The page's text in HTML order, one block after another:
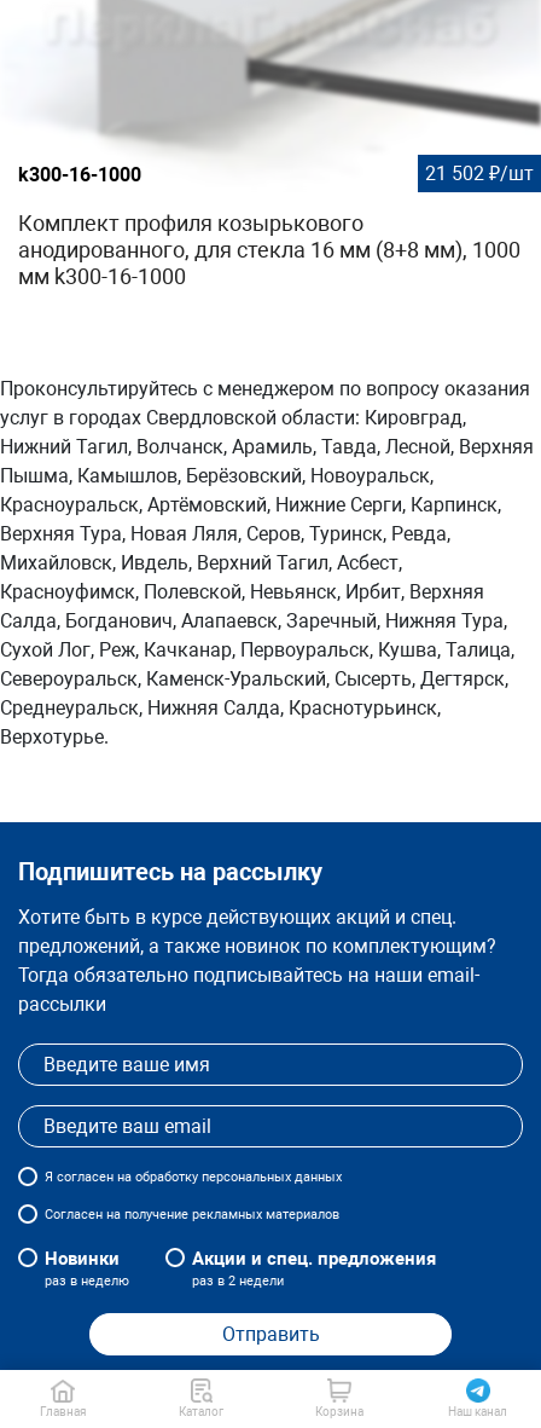
k300-16-1000 21 502 ₽/шт
Комплект профиля козырькового
анодированного, для стекла 16 мм (8+8 мм), 1000
мм k300-16-1000
Проконсультируйтесь с менеджером по вопросу оказания
услуг в городах Свердловской области: Кировград,
Нижний Тагил, Волчанск, Арамиль, Тавда, Лесной, Верхняя
Пышма, Камышлов, Берёзовский, Новоуральск,
Красноуральск, Артёмовский, Нижние Серги, Карпинск,
Верхняя Тура, Новая Ляля, Серов, Туринск, Ревда,
Михайловск, Ивдель, Верхний Тагил, Асбест,
Красноуфимск, Полевской, Невьянск, Ирбит, Верхняя
Салда, Богданович, Алапаевск, Заречный, Нижняя Тура,
Сухой Лог, Реж, Качканар, Первоуральск, Кушва, Талица,
Североуральск, Каменск-Уральский, Сысерть, Дегтярск,
Среднеуральск, Нижняя Салда, Краснотурьинск,
Верхотурье.
Подпишитесь на рассылку
Хотите быть в курсе действующих акций и спец.
предложений, а также новинок по комплектующим?
Тогда обязательно подписывайтесь на наши email-
рассылки
Я согласен на обработку персональных данных
Согласен на получение рекламных материалов
Новинки
раз в неделю
Акции и спец. предложения
раз в 2 недели
Отправить
Главная Каталог Корзина Наш канал